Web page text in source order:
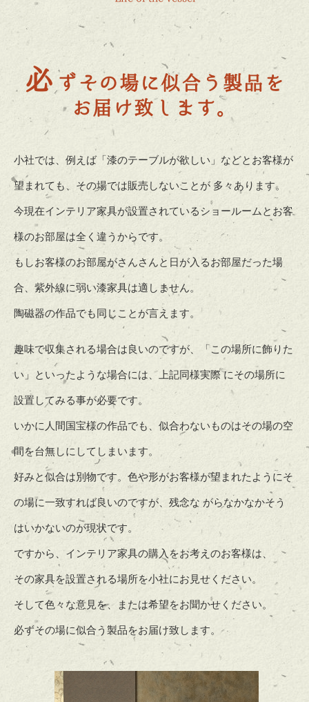
必 ずその場に似合う製品を
お届け致します。
小社では、例えば「漆のテーブルが欲しい」などとお客様が
望まれても、その場では販売しないことが 多々あります。
今現在インテリア家具が設置されているショールームとお客
様のお部屋は全く違うからです。
もしお客様のお部屋がさんさんと日が入るお部屋だった場
合、紫外線に弱い漆家具は適しません。
陶磁器の作品でも同じことが言えます。
趣味で収集される場合は良いのですが、「この場所に飾りた
い」といったような場合には、上記同様実際 にその場所に
設置してみる事が必要です。
いかに人間国宝様の作品でも、似合わないものはその場の空
間を台無しにしてしまいます。
好みと似合は別物です。色や形がお客様が望まれたようにそ
の場に一致すれば良いのですが、残念な がらなかなかそう
はいかないのが現状です。
ですから、インテリア家具の購入をお考えのお客様は、
その家具を設置される場所を小社にお見せください。
そして色々な意見を、または希望をお聞かせください。
必ずその場に似合う製品をお届け致します。